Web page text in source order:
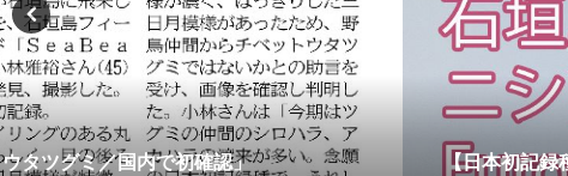
タツグミ／国内で初確認」 【日本初記